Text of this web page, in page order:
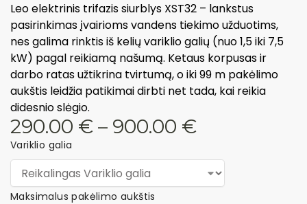
Leo elektrinis trifazis siurblys XST32 – lankstus
pasirinkimas įvairioms vandens tiekimo užduotims,
nes galima rinktis iš kelių variklio galių (nuo 1,5 iki 7,5
kW) pagal reikiamą našumą. Ketaus korpusas ir
darbo ratas užtikrina tvirtumą, o iki 99 m pakėlimo
aukštis leidžia patikimai dirbti net tada, kai reikia
didesnio slėgio.
290.00 € – 900.00 €
Variklio galia
Maksimalus pakėlimo aukštis